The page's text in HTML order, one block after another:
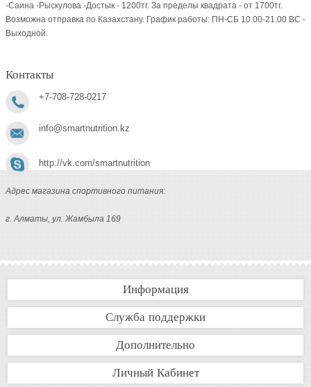
-Саина -Рыскулова -Достык - 1200тг. За пределы квадрата - от 1700тг.
Возможна отправка по Казахстану. График работы: ПН-СБ 10.00-21.00 ВC -
Выходной.
Контакты
+7-708-728-0217
info@smartnutrition.kz
http://vk.com/smartnutrition
Адрес магазина спортивного питания:
г. Алматы, ул. Жамбыла 169
Информация
Служба поддержки
Дополнительно
Личный Кабинет